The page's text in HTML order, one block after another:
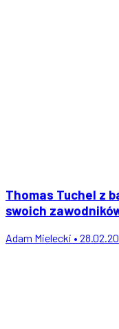
Thomas Tuchel z
swoich
Adam Mielecki •